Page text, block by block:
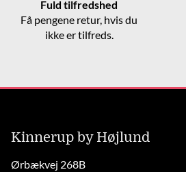
Fuld tilfredshed
Få pengene retur, hvis du
ikke er tilfreds.
Kinnerup by Højlund
Ørbækvej 268B